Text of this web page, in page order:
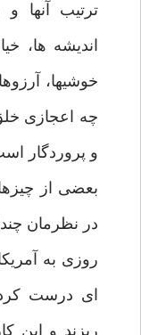
ترتیب آنها
اندیشه ها،
خوشیها،
چه اعجازی
و پروردگار
بعضی از
در نظرمان
روزی به
ای درست
ریزند و این